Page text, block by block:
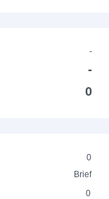
-
-
0
0
Brief
0